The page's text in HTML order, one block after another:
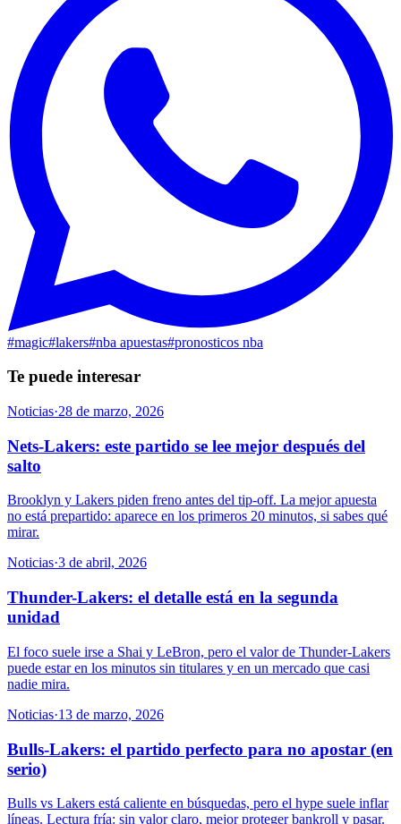
#magic#lakers#nba apuestas#pronosticos nba
Te puede interesar
Noticias·28 de marzo, 2026
Nets-Lakers: este partido se lee mejor después del
salto
Brooklyn y Lakers piden freno antes del tip-off. La mejor apuesta
no está prepartido: aparece en los primeros 20 minutos, si sabes qué
mirar.
Noticias·3 de abril, 2026
Thunder-Lakers: el detalle está en la segunda
unidad
El foco suele irse a Shai y LeBron, pero el valor de Thunder-Lakers
puede estar en los minutos sin titulares y en un mercado que casi
nadie mira.
Noticias·13 de marzo, 2026
Bulls-Lakers: el partido perfecto para no apostar (en
serio)
Bulls vs Lakers está caliente en búsquedas, pero el hype suele inflar
líneas. Lectura fría: sin valor claro, mejor proteger bankroll y pasar.